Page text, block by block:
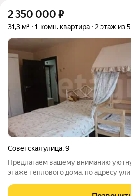
2 350 000 ₽
31,3 м² 1-комн. квартира 2 этаж из 5
Советская улица,9
Предлагаем вашему вниманию
этаже теплового дома, по адресу
система стеклопакетов,